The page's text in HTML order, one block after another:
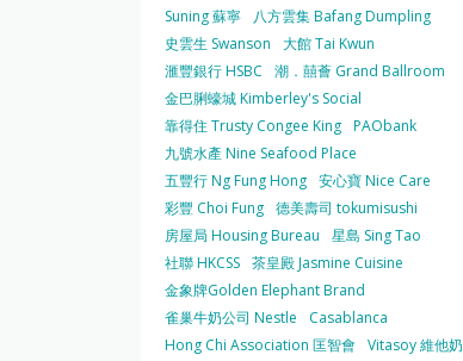
Suning 蘇寧
八方雲集 Bafang Dumpling
史雲生 Swanson
大館 Tai Kwun
滙豐銀行 HSBC
潮．囍薈 Grand Ballroom
金巴脷蠔城 Kimberley's Social
靠得住 Trusty Congee King PAObank
九號水產 Nine Seafood Place
五豐行 Ng Fung Hong 安心寶 Nice Care
彩豐 Choi Fung 德美壽司 tokumisushi
房屋局 Housing Bureau
星島 Sing Tao
社聯 HKCSS 茶皇殿 Jasmine Cuisine
金象牌Golden Elephant Brand
雀巢牛奶公司 Nestle
Casablanca
Hong Chi Association 匡智會
Vitasoy 維他奶